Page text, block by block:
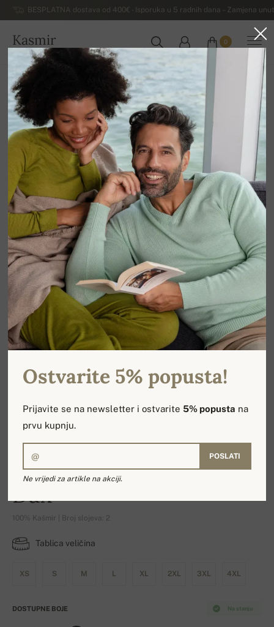
BESPLATNA dostava od 400€ - Isporuka u 5 radnih dana – Zamjena
Kasmir
HRVATSKA
0
Kuća
Luksuzni muški džemperi od kašmira
Muški džemperi od kašmira s patentnim zatvaračem
Dax
100% Kašmir | Broj slojeva: 2
Tablica veličina
XS S M L XL 2XL 3XL 4XL
Na stanju
DOSTUPNE BOJE
Ostvarite 5% popusta!
Prijavite se na newsletter i ostvarite5% popusta na
prvu kupnju.
POSLATI
Ne vrijedi za artikle na akciji.